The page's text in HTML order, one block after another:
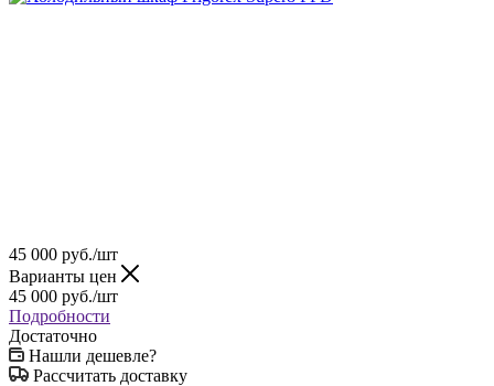
45 000 руб./шт
Варианты цен
45 000 руб./шт
Подробности
Достаточно
Нашли дешевле?
Рассчитать доставку